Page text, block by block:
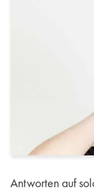
Antworten auf